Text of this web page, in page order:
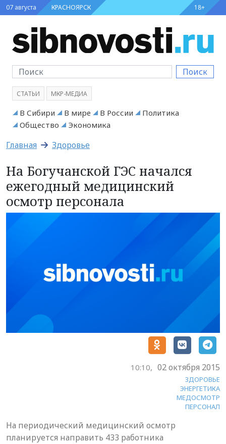
07 августа КРАСНОЯРСК 18+
Поиск
СТАТЬИ МКР-МЕДИА
В Сибири В мире В России
Политика
Общество
Экономика
Главная Здоровье
На Богучанской ГЭС начался
ежегодный медицинский
осмотр персонала
10:10, 02 октября 2015
ЗДОРОВЬЕ
ЭНЕРГЕТИКА
МЕДОСМОТР
ПЕРСОНАЛ
На периодический медицинский осмотр
планируется направить 433 работника